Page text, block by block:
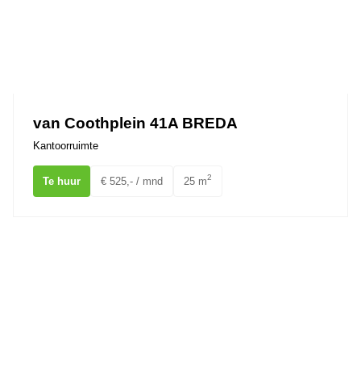
van Coothplein 41A BREDA
Kantoorruimte
Te huur € 525,- / mnd 25 m2